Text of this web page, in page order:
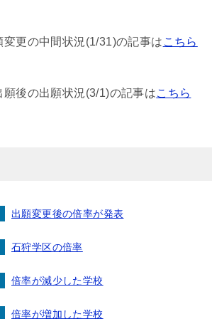
変更の中間状況(1/31)の記事は こちら
願後の出願状況(3/1)の記事はこちら
出願変更後の倍率が発表
石狩学区の倍率
倍率が減少した学校
倍率が増加した学校